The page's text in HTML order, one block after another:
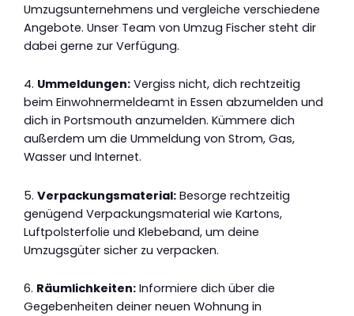
Umzugsunternehmens und vergleiche verschiedene
Angebote. Unser Team von Umzug Fischer steht dir
dabei gerne zur Verfügung.
4. Ummeldungen: Vergiss nicht, dich rechtzeitig
beim Einwohnermeldeamt in Essen abzumelden und
dich in Portsmouth anzumelden. Kümmere dich
außerdem um die Ummeldung von Strom, Gas,
Wasser und Internet.
5. Verpackungsmaterial: Besorge rechtzeitig
genügend Verpackungsmaterial wie Kartons,
Luftpolsterfolie und Klebeband, um deine
Umzugsgüter sicher zu verpacken.
6. Räumlichkeiten: Informiere dich über die
Gegebenheiten deiner neuen Wohnung in